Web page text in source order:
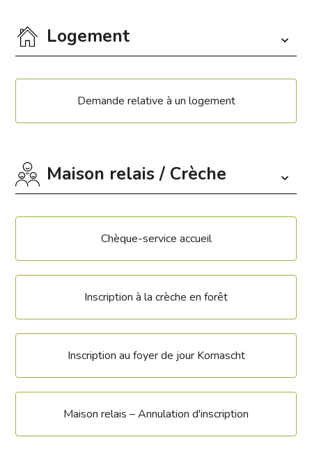
Logement
Demande relative à un logement
Maison relais / Crèche
Chèque-service accueil
Inscription à la crèche en forêt
Inscription au foyer de jour Kornascht
Maison relais – Annulation d'inscription